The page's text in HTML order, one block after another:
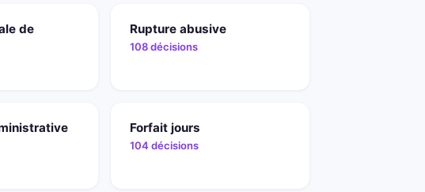
de
Rupture abusive
108 décisions
Forfait jours
104 décisions